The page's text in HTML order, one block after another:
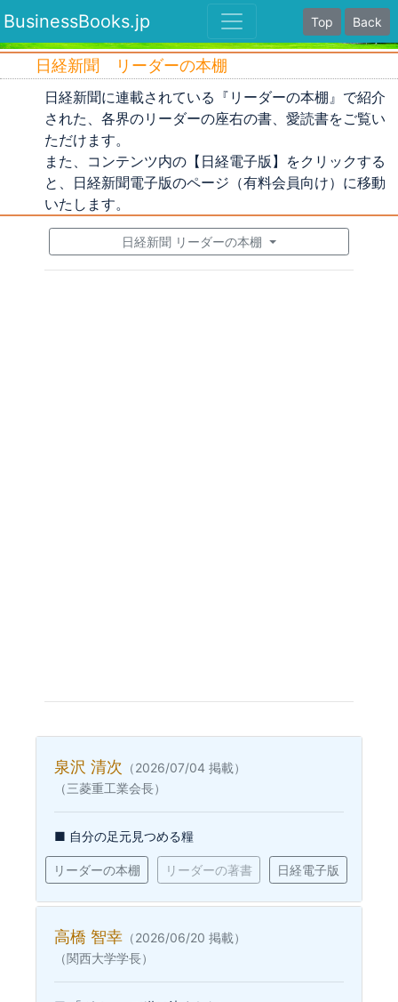
BusinessBooks.jp Top Back
日経新聞 リーダーの本棚
日経新聞に連載されている『リーダーの本棚』で紹介
された、各界のリーダーの座右の書、愛読書をご覧い
ただけます。
また、コンテンツ内の【日経電子版】をクリックする
と、日経新聞電子版のページ（有料会員向け）に移動
いたします。
日経新聞 リーダーの本棚
泉沢 清次
（2026/07/04 掲載）
（三菱重工業会長）
■ 自分の足元見つめる糧
リーダーの本棚 リーダーの著書 日経電子版
高橋 智幸 （2026/06/20 掲載）
（関西大学学長）